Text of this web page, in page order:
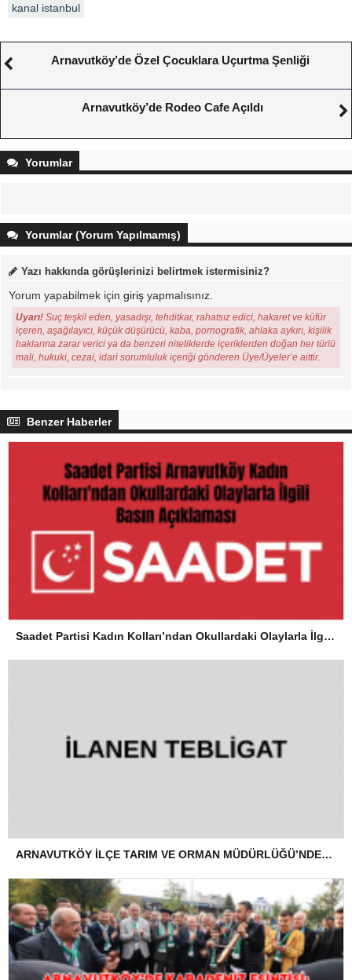
kanal istanbul
Arnavutköy’de Özel Çocuklara Uçurtma Şenliği
Arnavutköy’de Rodeo Cafe Açıldı
Yorumlar
Yorumlar (Yorum Yapılmamış)
Yazı hakkında görüşlerinizi belirtmek istermisiniz?
Yorum yapabilmek için giriş yapmalısınız.
Uyarı! Suç teşkil eden, yasadışı, tehditkar, rahatsız edici, hakaret ve küfür
içeren, aşağılayıcı, küçük düşürücü, kaba, pornografik, ahlaka aykırı, kişilik
haklarına zarar verici ya da benzeri niteliklerde içeriklerden doğan her türlü
mali, hukuki, cezai, idari sorumluluk içeriği gönderen Üye/Üyeler’e aittir.
Benzer Haberler
Saadet Partisi Kadın Kolları’ndan Okullardaki Olaylarla İlgili Basın Açıklaması
ARNAVUTKÖY İLÇE TARIM VE ORMAN MÜDÜRLÜĞÜ’NDEN İLANEN TEBLİGAT